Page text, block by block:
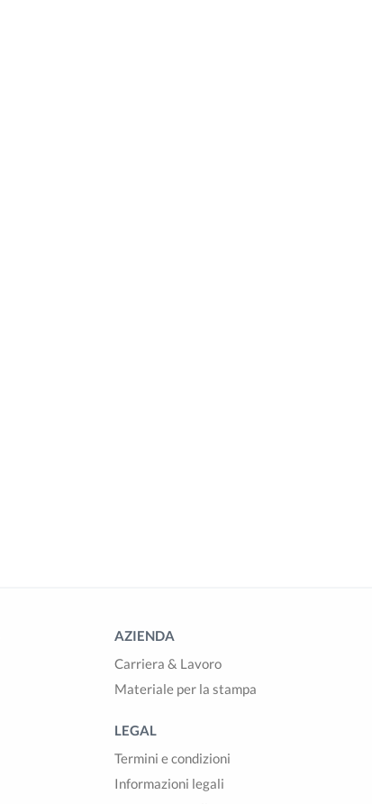
AZIENDA
Carriera & Lavoro
Materiale per la stampa
LEGAL
Termini e condizioni
Informazioni legali